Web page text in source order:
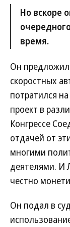
Но вскоре
время.
Он предложил
скоростных
потратился
проект в
Конгрессе
отдачей от
многими
деятелями. И
честно
Он подал в